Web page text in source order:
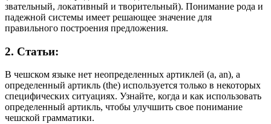
звательный, локативный и творительный). Понимание рода и
падежной системы имеет решающее значение для
правильного построения предложения.
2. Статьи:
В чешском языке нет неопределенных артиклей (a, an), а
определенный артикль (the) используется только в некоторых
специфических ситуациях. Узнайте, когда и как использовать
определенный артикль, чтобы улучшить свое понимание
чешской грамматики.